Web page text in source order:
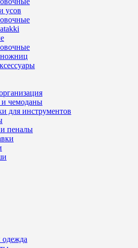
усов
чемоданы
для инструментов
пеналы